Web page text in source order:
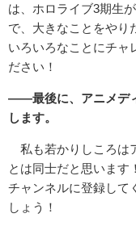
は、ホロライブ3期生
で、大きなことをやり
いろいろなことにチャ
ださい！
――最後に、アニメデ
します。
私も若かりしころは
とは同士だと思いま
チャンネルに登録して
しょう！